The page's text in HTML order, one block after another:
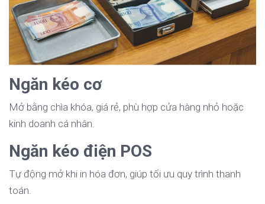
Ngăn kéo cơ
Mở bằng chìa khóa, giá rẻ, phù hợp cửa hàng nhỏ hoặc
kinh doanh cá nhân.
Ngăn kéo điện POS
Tự động mở khi in hóa đơn, giúp tối ưu quy trình thanh
toán.